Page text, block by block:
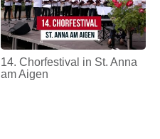
14. Chorfestival in St. Anna
am Aigen